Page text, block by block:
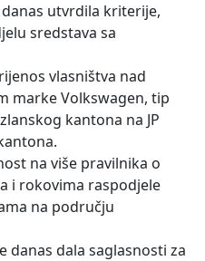
danas utvrdila kriterije,
sredstava sa
vlasništva nad
marke Volkswagen, tip
kantona na JP
na više pravilnika o
i rokovima raspodjele
na području
danas dala saglasnosti za